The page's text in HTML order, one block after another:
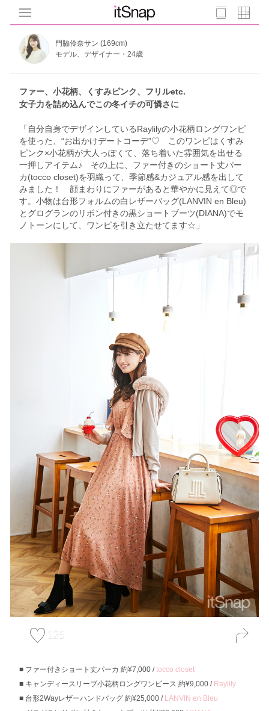
門脇伶奈サン (169cm)
モデル、デザイナー・24歳
ファー、小花柄、くすみピンク、フリルetc.
女子力を詰め込んでこの冬イチの可憐さに
「自分自身でデザインしているRaylilyの小花柄ロングワンピ
を使った、“お出かけデートコーデ”♡ このワンピはくすみ
ピンク×小花柄が大人っぽくて、落ち着いた雰囲気を出せる
一押しアイテム♪ その上に、ファー付きのショート丈パー
カ(tocco closet)を羽織って、季節感&カジュアル感を出して
みました！ 顔まわりにファーがあると華やかに見えて◎で
す。小物は台形フォルムの白レザーバッグ(LANVIN en Bleu)
とグログランのリボン付きの黒ショートブーツ(DIANA)でモ
ノトーンにして、ワンピを引き立たせてます☆」
125
ファー付きショート丈パーカ 約¥7,000 /tocco closet
キャンディースリーブ小花柄ロングワンピース 約¥9,000 / Raylily
台形2Wayレザーハンドバッグ 約¥25,000 / LANVIN en Bleu